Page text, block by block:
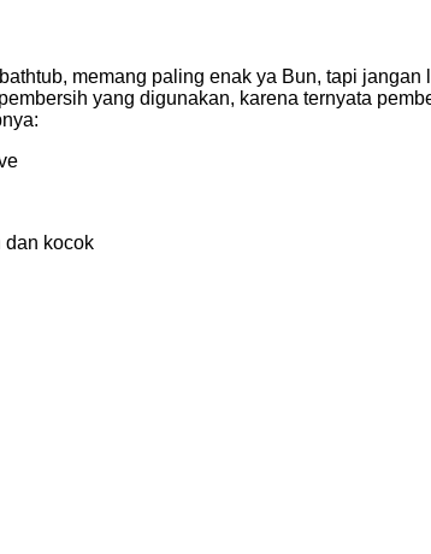
memang paling enak ya Bun, tapi
yang digunakan, karena ternyata
dan kocok